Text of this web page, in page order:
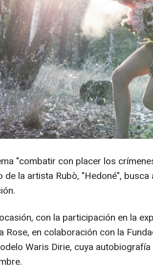
"combatir con placer los
de la artista Rubò, "Hedoné",
con la participación en la
Rose, en colaboración con la
Waris Dirie, cuya